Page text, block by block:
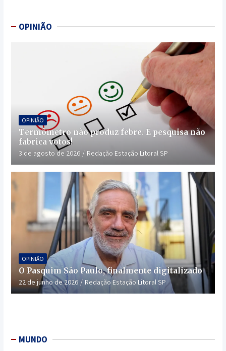
OPINIÃO
OPINIÃO
Termômetro não produz febre. E pesquisa não
fabrica votos!
3 de agosto de 2026 Redação Estação Litoral SP
OPINIÃO
O Pasquim São Paulo, finalmente digitalizado
22 de junho de 2026 Redação Estação Litoral SP
MUNDO